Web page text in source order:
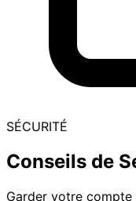
SÉCURITÉ
Conseils de
Garder votre